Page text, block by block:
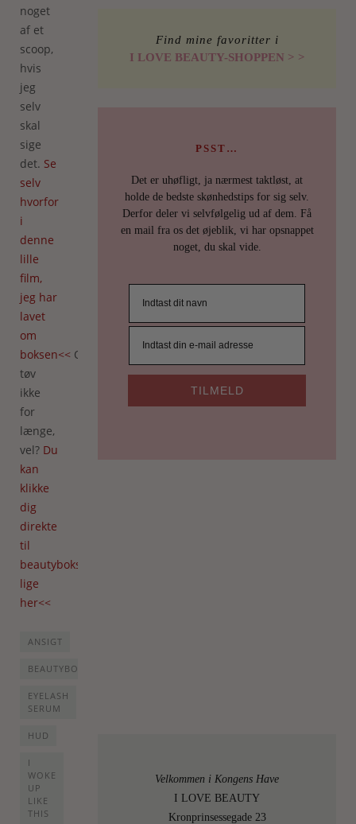
noget
af et
scoop,
hvis
jeg
selv
skal
sige
det. Se
selv
hvorfor
i
denne
lille
film,
jeg har
lavet
om
boksen<< Og
tøv
ikke
for
længe,
vel? Du
kan
klikke
dig
direkte
til
beautyboksen
lige
her<<
ANSIGT
BEAUTYBOKS
EYELASH
SERUM
HUD
I
WOKE
UP
LIKE
THIS
Find mine favoritter i
I LOVE BEAUTY-SHOPPEN > >
PSST…
Det er uhøfligt, ja nærmest taktløst, at
holde de bedste skønhedstips for sig selv.
Derfor deler vi selvfølgelig ud af dem. Få
en mail fra os det øjeblik, vi har opsnappet
noget, du skal vide.
TILMELD
Velkommen i Kongens Have
I LOVE BEAUTY
Kronprinsessegade 23